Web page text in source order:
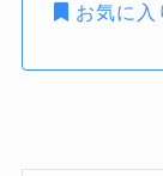
お気に入